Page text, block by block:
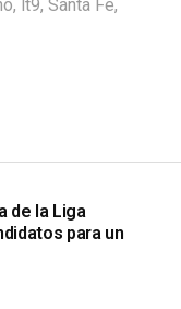
, lt9, Santa Fe,
de la Liga
para un